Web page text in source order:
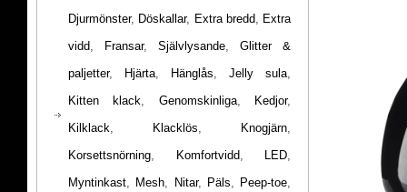
Djurmönster, Döskallar, Extra bredd, Extra
vidd, Fransar, Självlysande, Glitter &
paljetter, Hjärta, Hänglås, Jelly sula,
Kitten klack, Genomskinliga, Kedjor,
Kilklack, Klacklös, Knogjärn,
Korsettsnörning, Komfortvidd, LED,
Myntinkast, Mesh, Nitar, Päls, Peep-toe,